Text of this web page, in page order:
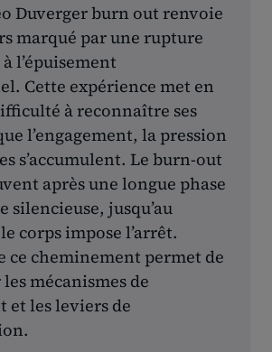
Duverger burn out renvoie
marqué par une rupture
l’épuisement
Cette expérience met en
à reconnaître ses
l’engagement, la pression
s’accumulent. Le burn-out
après une longue phase
silencieuse, jusqu’au
corps impose l’arrêt.
ce cheminement permet de
mécanismes de
et les leviers de